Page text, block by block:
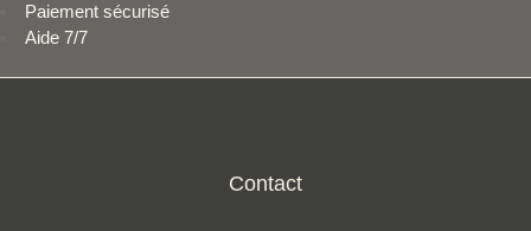
Paiement sécurisé
Aide 7/7
Contact